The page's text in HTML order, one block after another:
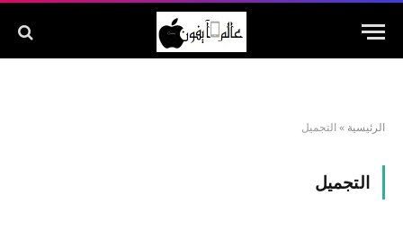
الرئيسية » التجميل
التجميل